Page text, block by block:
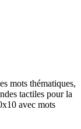
mots thématiques,
tactiles pour la
avec mots